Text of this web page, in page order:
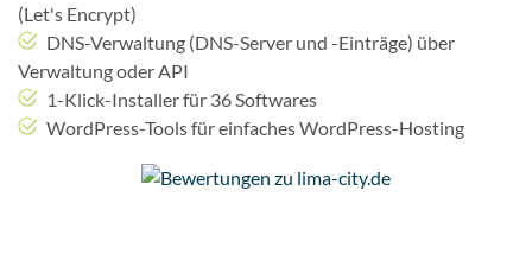
(Let's Encrypt)
DNS-Verwaltung (DNS-Server und -Einträge) über
Verwaltung oder API
1-Klick-Installer für 36 Softwares
WordPress-Tools für einfaches WordPress-Hosting